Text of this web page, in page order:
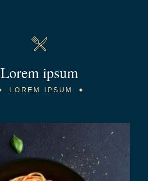
Lorem ipsum
LOREM IPSUM